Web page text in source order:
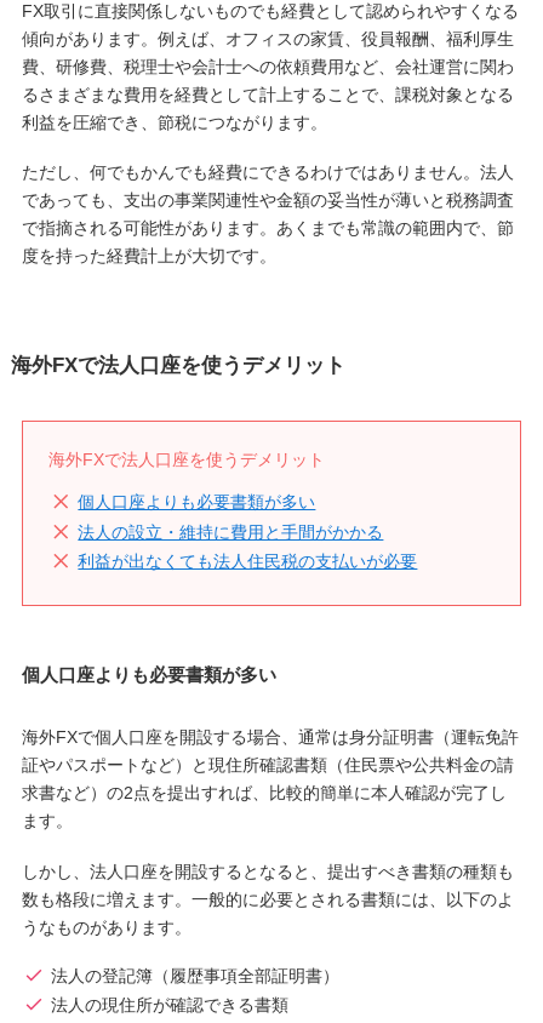
FX取引に直接関係しないものでも経費として認められやすくなる
傾向があります。例えば、オフィスの家賃、役員報酬、福利厚生
費、研修費、税理士や会計士への依頼費用など、会社運営に関わ
るさまざまな費用を経費として計上することで、課税対象となる
利益を圧縮でき、節税につながります。
ただし、何でもかんでも経費にできるわけではありません。法人
であっても、支出の事業関連性や金額の妥当性が薄いと税務調査
で指摘される可能性があります。あくまでも常識の範囲内で、節
度を持った経費計上が大切です。
海外FXで法人口座を使うデメリット
海外FXで法人口座を使うデメリット
個人口座よりも必要書類が多い
法人の設立・維持に費用と手間がかかる
利益が出なくても法人住民税の支払いが必要
個人口座よりも必要書類が多い
海外FXで個人口座を開設する場合、通常は身分証明書（運転免許
証やパスポートなど）と現住所確認書類（住民票や公共料金の請
求書など）の2点を提出すれば、比較的簡単に本人確認が完了し
ます。
しかし、法人口座を開設するとなると、提出すべき書類の種類も
数も格段に増えます。一般的に必要とされる書類には、以下のよ
うなものがあります。
法人の登記簿（履歴事項全部証明書）
法人の現住所が確認できる書類